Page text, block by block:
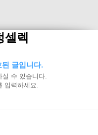
셀렉
글입니다.
실 수 있습니다.
입력하세요.